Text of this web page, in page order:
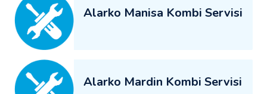
Alarko Manisa Kombi Servisi
Alarko Mardin Kombi Servisi